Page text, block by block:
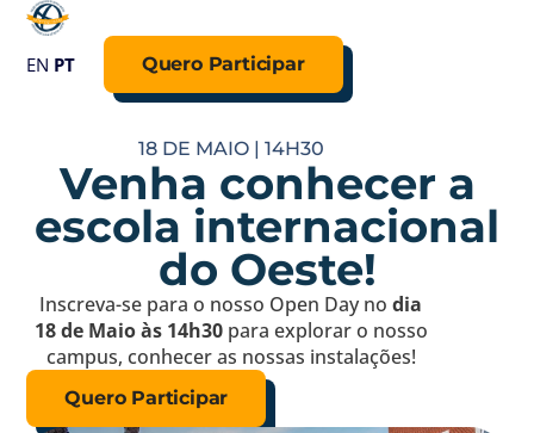
EN PT Quero Participar
18 DE MAIO | 14H30
Venha conhecer a
escola internacional
do Oeste!
Inscreva-se para o nosso Open Day nodia
18 de Maio às 14h30 para explorar o nosso
campus, conhecer as nossas instalações!
Quero Participar